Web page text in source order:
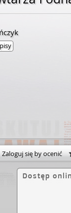
Zaloguj się by ocenić
Dostęp